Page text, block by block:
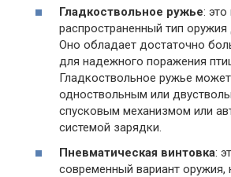
Гладкоствольное ружье:
распространенный тип оружия
Оно обладает достаточно
для надежного поражения
Гладкоствольное ружье
одноствольным или
спусковым механизмом или
системой зарядки.
Пневматическая винтовка:
современный вариант оружия,